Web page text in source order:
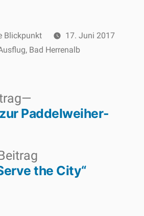
Blickpunkt
17. Juni 2017
, Bad Herrenalb
Beitrag:
the City“
Beitrag:
Paddelweiher-